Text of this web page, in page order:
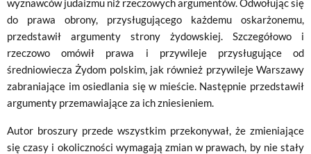
wyznawców judaizmu niż rzeczowych argumentów. Odwołując się
do prawa obrony, przysługującego każdemu oskarżonemu,
przedstawił argumenty strony żydowskiej. Szczegółowo i
rzeczowo omówił prawa i przywileje przysługujące od
średniowiecza Żydom polskim, jak również przywileje Warszawy
zabraniające im osiedlania się w mieście. Następnie przedstawił
argumenty przemawiające za ich zniesieniem.
Autor broszury przede wszystkim przekonywał, że zmieniające
się czasy i okoliczności wymagają zmian w prawach, by nie stały